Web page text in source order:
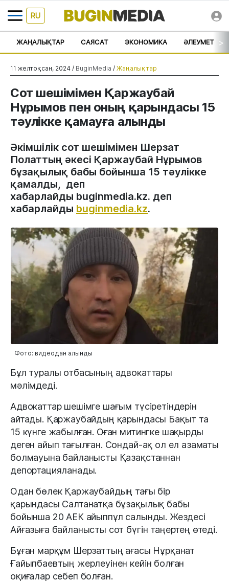
RU
ЖАҢАЛЫҚТАР САЯСАТ ЭКОНОМИКА ӘЛЕУМЕТ >
11 желтоқсан, 2024 / BuginMedia / Жаңалықтар
Сот шешімімен Қаржаубай
Нұрымов пен оның қарындасы 15
тәулікке қамауға алынды
Әкімшілік сот шешімімен Шерзат
Полаттың әкесі Қаржаубай Нұрымов
бұзақылық бабы бойынша 15 тәулікке
қамалды, деп
хабарлайды buginmedia.kz. деп
хабарлайды buginmedia.kz.
Фото: видеодан алынды
Бұл туралы отбасының адвокаттары
мәлімдеді.
Адвокаттар шешімге шағым түсіретіндерін
айтады. Қаржаубайдың қарындасы Бақыт та
15 күнге жабылған. Оған митингке шақырды
деген айып тағылған. Сондай-ақ ол ел азаматы
болмауына байланысты Қазақстаннан
депортацияланады.
Одан бөлек Қаржаубайдың тағы бір
қарындасы Салтанатқа бұзақылық бабы
бойынша 20 АЕК айыппұл салынды. Жездесі
Айғазыға байланысты сот бүгін таңертең өтеді.
Бұған марқұм Шерзаттың ағасы Нұрқанат
Ғайыпбаевтың жерлеуінен кейін болған
оқиғалар себеп болған.